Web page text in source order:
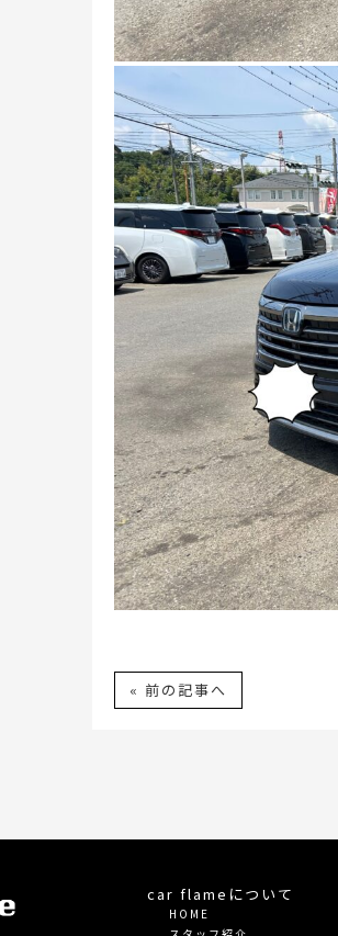
« 前の記事へ
car flameについて
HOME